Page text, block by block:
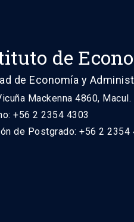
de
de Economía y
Mackenna 4860,
+56 2 2354 4303
de Postgrado: +56 2 2354